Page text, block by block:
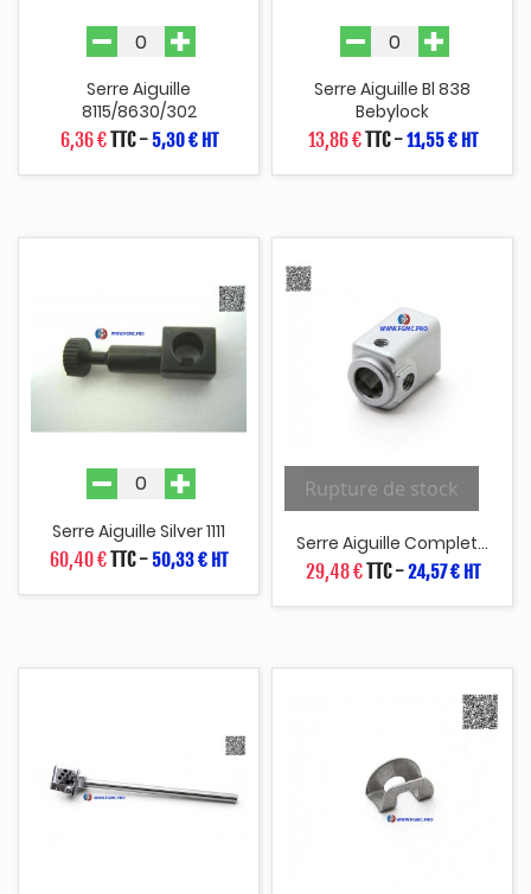
Serre Aiguille
8115/8630/302
6,36 €TTC- 5,30 € HT
Serre Aiguille Bl 838
Bebylock
13,86 €TTC-11,55 € HT
Serre Aiguille Silver 1111
60,40 €TTC- 50,33 € HT
Rupture de stock
Serre Aiguille Complet...
29,48 €TTC-24,57 € HT